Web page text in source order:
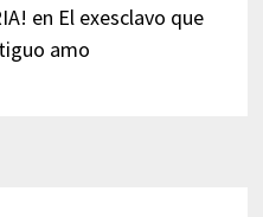
en El exesclavo que
amo